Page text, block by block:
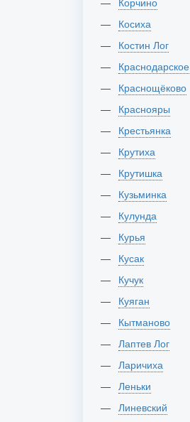
Косиха
Костин Лог
Краснодарское
Краснощёково
Краснояры
Крестьянка
Крутиха
Крутишка
Кузьминка
Кулунда
Курья
Кусак
Кучук
Куяган
Кытманово
Лаптев Лог
Ларичиха
Леньки
Линевский